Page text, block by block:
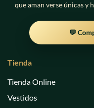
que aman verse únicas y
💬
Tienda
Tienda Online
Vestidos